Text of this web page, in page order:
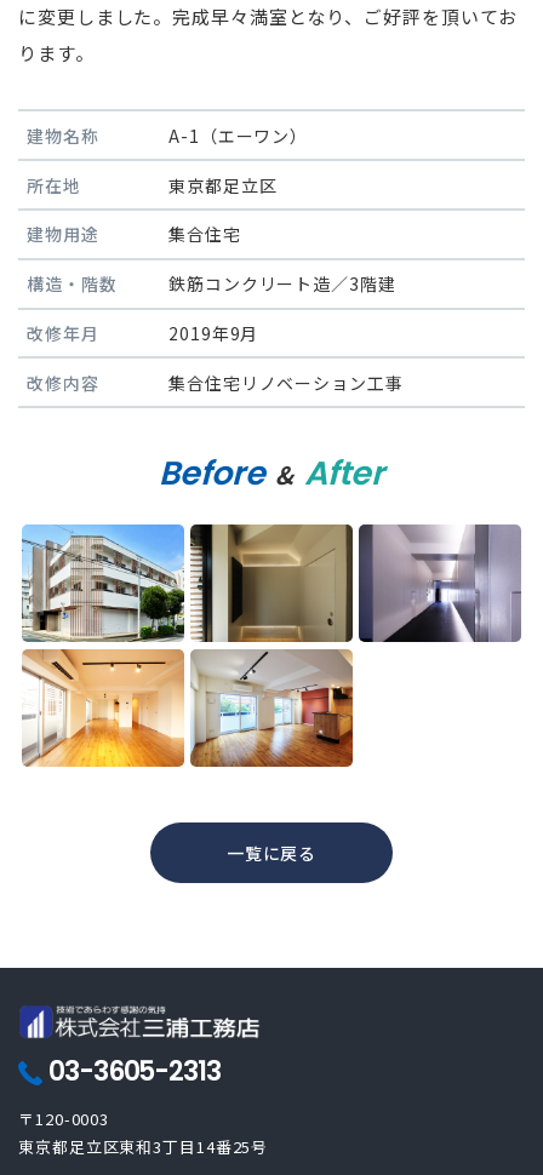
に変更しました。完成早々満室となり、ご好評を頂いてお
ります。
建物名称 A-1（エーワン）
所在地 東京都足立区
建物用途 集合住宅
構造・階数 鉄筋コンクリート造／3階建
改修年月 2019年9月
改修内容 集合住宅リノベーション工事
Before & After
一覧に戻る
03-3605-2313
〒120-0003
東京都足立区東和3丁目14番25号